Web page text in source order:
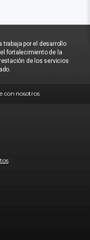
trabaja por el desarrollo
fortalecimiento de la
de los servicios
con nosotros